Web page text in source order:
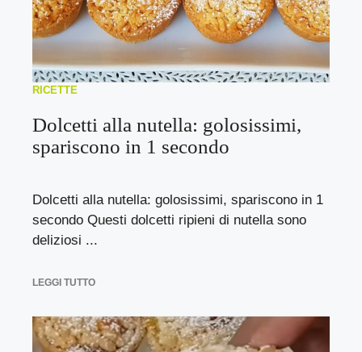
RICETTE
Dolcetti alla nutella: golosissimi,
spariscono in 1 secondo
Dolcetti alla nutella: golosissimi, spariscono in 1
secondo Questi dolcetti ripieni di nutella sono
deliziosi ...
LEGGI TUTTO